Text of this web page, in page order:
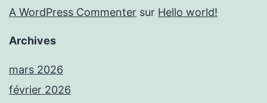
A WordPress Commenter sur Hello world!
Archives
mars 2026
février 2026